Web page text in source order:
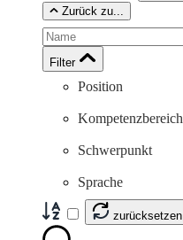
Zurück zu...
Filter
Position
Kompetenzbereich
Schwerpunkt
Sprache
zurücksetzen